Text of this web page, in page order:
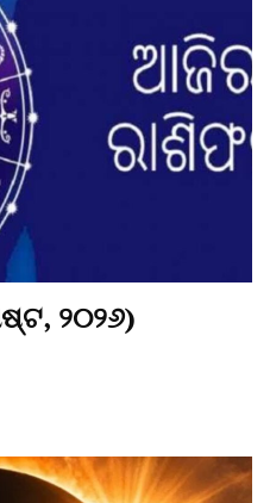
୨୦୨୬)